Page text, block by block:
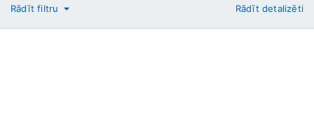
No
Rādīt filtru Rādīt detalizēti